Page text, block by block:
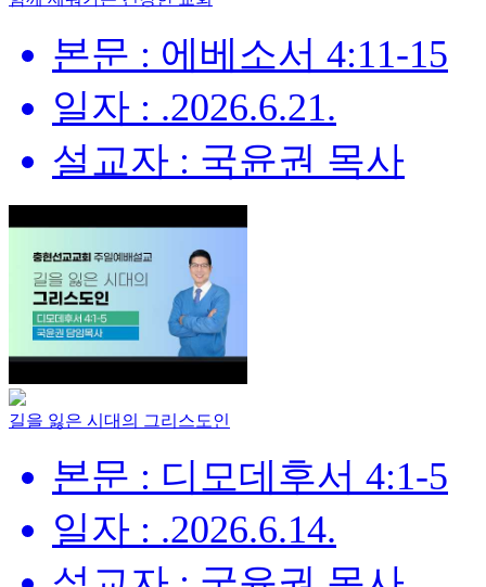
본문 : 에베소서 4:11-15
일자 : .2026.6.21.
설교자 : 국윤권 목사
길을 잃은 시대의 그리스도인
본문 : 디모데후서 4:1-5
일자 : .2026.6.14.